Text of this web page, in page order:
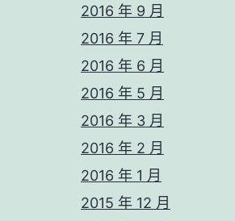
2016 年 9 月
2016 年 7 月
2016 年 6 月
2016 年 5 月
2016 年 3 月
2016 年 2 月
2016 年 1 月
2015 年 12 月